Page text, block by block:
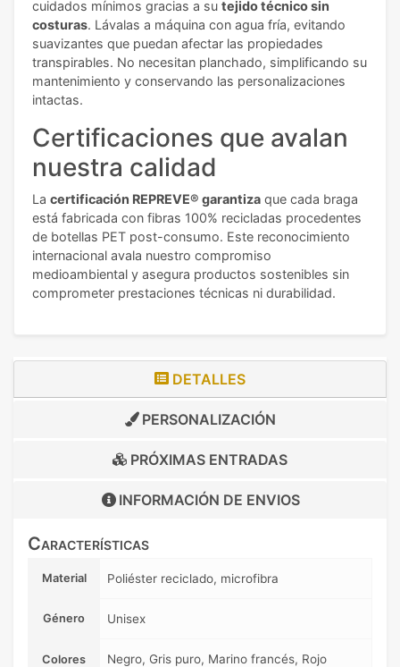
cuidados mínimos gracias a su tejido técnico sin
costuras. Lávalas a máquina con agua fría, evitando
suavizantes que puedan afectar las propiedades
transpirables. No necesitan planchado, simplificando su
mantenimiento y conservando las personalizaciones
intactas.
Certificaciones que avalan
nuestra calidad
La certificación REPREVE® garantiza que cada braga
está fabricada con fibras 100% recicladas procedentes
de botellas PET post-consumo. Este reconocimiento
internacional avala nuestro compromiso
medioambiental y asegura productos sostenibles sin
comprometer prestaciones técnicas ni durabilidad.
DETALLES
PERSONALIZACIÓN
PRÓXIMAS ENTRADAS
INFORMACIÓN DE ENVIOS
Características
Material Poliéster reciclado, microfibra
Género Unisex
Colores
Negro, Gris puro, Marino francés, Rojo